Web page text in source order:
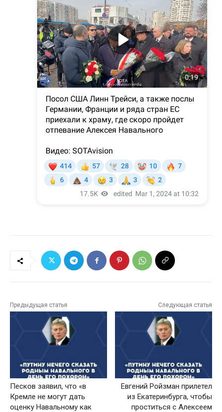
Предыдущая статья
Песков заявил, что «в
Кремле не могут дать
оценку Навальному как
Следующая статья
Евгений Ройзман прилетел
из Екатеринбурга, чтобы
проститься с Алексеем